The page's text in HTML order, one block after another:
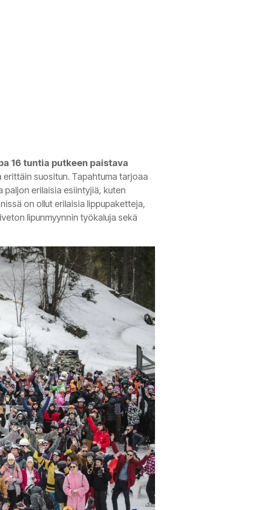
16 tuntia putkeen paistava
suositun. Tapahtuma tarjoaa
paljon erilaisia esiintyjiä, kuten
on ollut erilaisia lippupaketteja,
lipunmyynnin työkaluja sekä